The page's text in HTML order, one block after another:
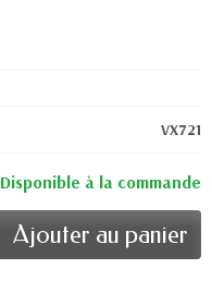
VX721
Disponible à la commande
Ajouter au panier